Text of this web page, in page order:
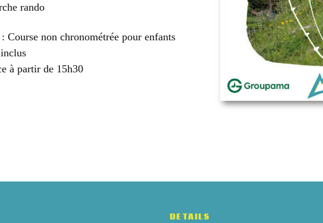
rando
: Course non chronométrée pour enfants
à partir de 15h30
DETAILS